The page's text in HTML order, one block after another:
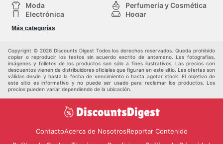
Moda
Perfumería y Cosmética
Electrónica
Hogar
Deporte
Juguetes y bebés
Más categorías
Copyright © 2026 Discounts Digest Todos los derechos reservados. Queda prohibido
copiar o reproducir los textos sin acuerdo escrito de antemano. Las fotografías,
imágenes y folletos de los productos son sólo a fines ilustrativos. Las precios con
descuentos vienen de distribuidores oficiales que figuran en este sitio. Las ofertas son
válidas desde y hasta la fecha de vencimiento o hasta agotar stock. El objetivo de
este sitio es informativo y no puede ser usado para reclamar los productos. Los
precios pueden variar dependiendo de la ubicación.
ContactoAcerca de NosotrosReportar Contenido